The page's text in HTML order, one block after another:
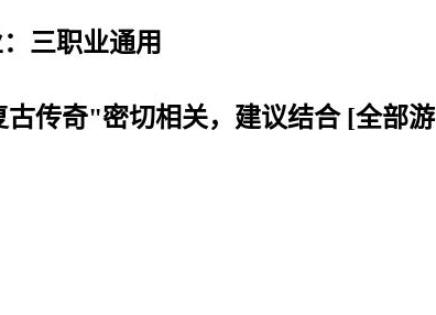
三职业通用
传奇"密切相关，建议结合 [全部游